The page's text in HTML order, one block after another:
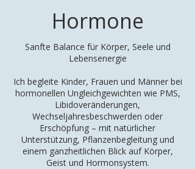
Hormone
Sanfte Balance für Körper, Seele und
Lebensenergie
Ich begleite Kinder, Frauen und Männer bei
hormonellen Ungleichgewichten wie PMS,
Libidoveränderungen,
Wechseljahresbeschwerden oder
Erschöpfung – mit natürlicher
Unterstützung, Pflanzenbegleitung und
einem ganzheitlichen Blick auf Körper,
Geist und Hormonsystem.